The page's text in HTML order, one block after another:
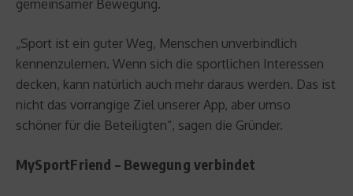
gemeinsamer Bewegung.
„Sport ist ein guter Weg, Menschen unverbindlich
kennenzulernen. Wenn sich die sportlichen Interessen
decken, kann natürlich auch mehr daraus werden. Das ist
nicht das vorrangige Ziel unserer App, aber umso
schöner für die Beteiligten“, sagen die Gründer.
MySportFriend – Bewegung verbindet